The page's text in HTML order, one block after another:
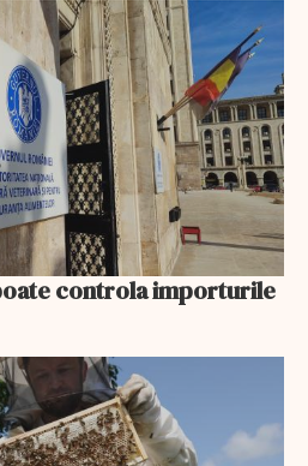
controla importurile